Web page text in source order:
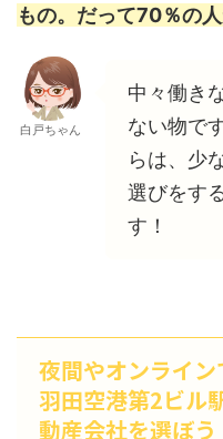
もの。だって70％の
白戸ちゃん
中々働き
ない物で
らは、少
選びをす
す！
夜間やオンライ
羽田空港第2ビル
動産会社を選ぼう